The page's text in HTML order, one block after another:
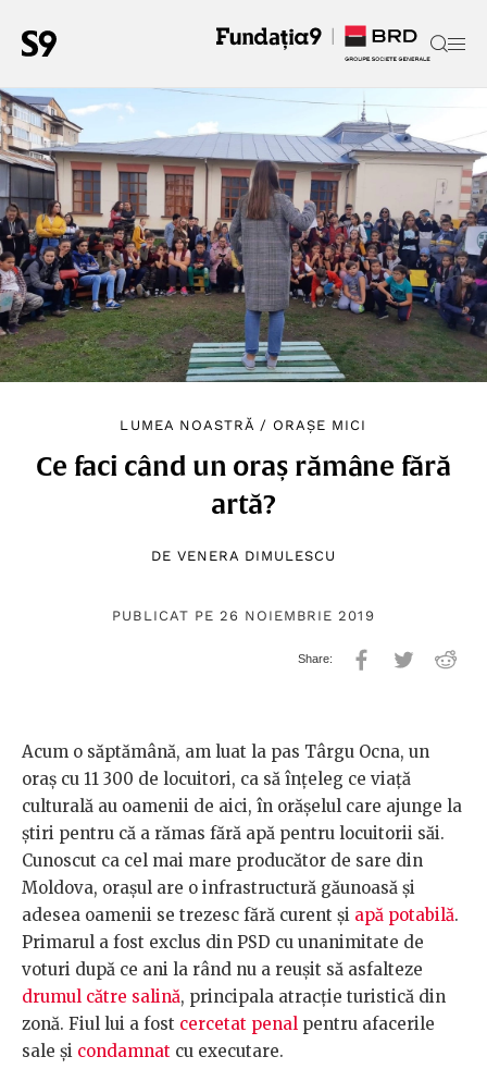
LUMEA NOASTRĂ / ORAȘE MICI
Ce faci când un oraș rămâne fără
artă?
DE VENERA DIMULESCU
PUBLICAT PE 26 NOIEMBRIE 2019
Acum o săptămână, am luat la pas Târgu Ocna, un
oraș cu 11 300 de locuitori, ca să înțeleg ce viață
culturală au oamenii de aici, în orășelul care ajunge la
știri pentru că a rămas fără apă pentru locuitorii săi.
Cunoscut ca cel mai mare producător de sare din
Moldova, orașul are o infrastructură găunoasă și
adesea oamenii se trezesc fără curent și apă potabilă.
Primarul a fost exclus din PSD cu unanimitate de
voturi după ce ani la rând nu a reușit să asfalteze
drumul către salină, principala atracție turistică din
zonă. Fiul lui a fost cercetat penal pentru afacerile
sale și condamnat cu executare.